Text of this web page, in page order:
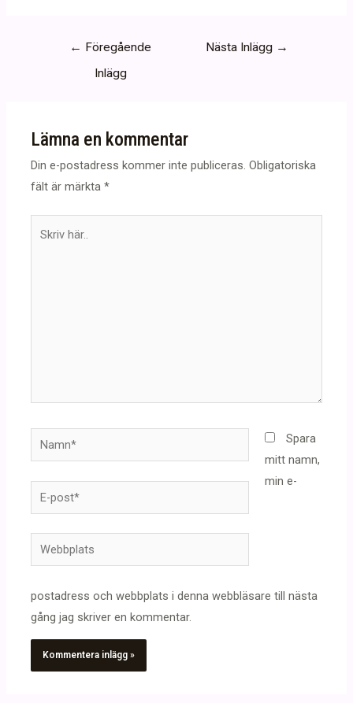
Inläggsnavigering
← Föregående
Inlägg
Nästa Inlägg →
Lämna en kommentar
Din e-postadress kommer inte publiceras. Obligatoriska
fält är märkta*
Namn*
E-
post*
Webbplats
Spara
mitt namn,
min e-
postadress och webbplats i denna webbläsare till nästa
gång jag skriver en kommentar.